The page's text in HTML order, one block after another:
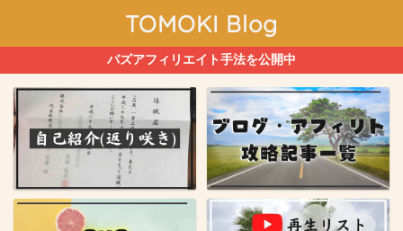
TOMOKI Blog
バズアフィリエイト手法を公開中